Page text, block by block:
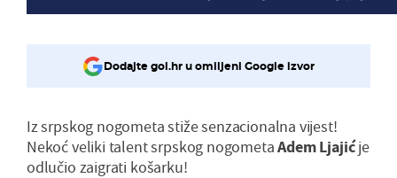
Dodajte gol.hr u omiljeni Google izvor
Iz srpskog nogometa stiže senzacionalna vijest!
Nekoć veliki talent srpskog nogometaAdem Ljajićje
odlučio zaigrati košarku!